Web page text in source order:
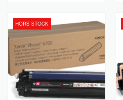
HORS STOCK